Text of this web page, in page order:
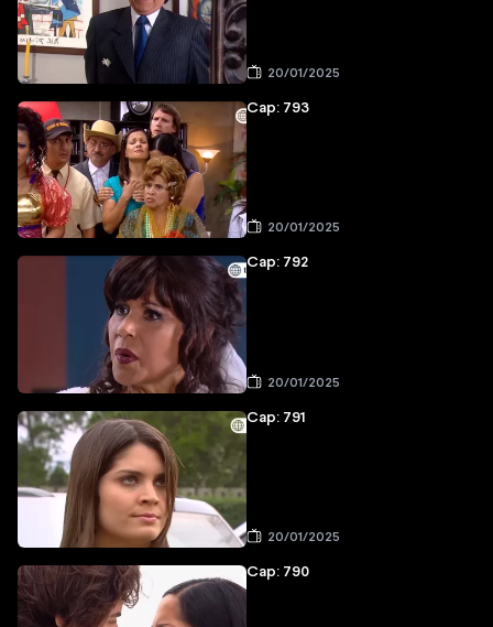
20/01/2025
Cap: 793
20/01/2025
Cap: 792
20/01/2025
Cap: 791
20/01/2025
Cap: 790